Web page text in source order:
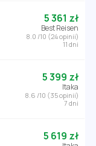
5 361 zł
Best Reisen
8.0 /10 (24 opinii)
11 dni
5 399 zł
Itaka
8.6 /10 (35 opinii)
7 dni
5 619 zł